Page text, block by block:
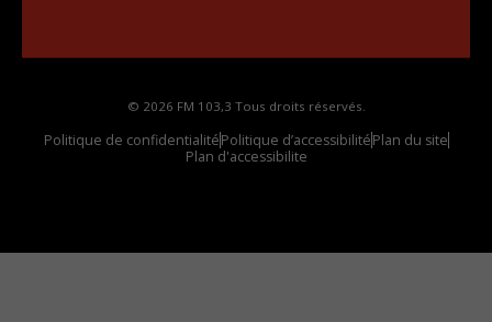
© 2026 FM 103,3 Tous droits réservés.
Politique de confidentialitéPolitique d’accessibilitéPlan du site
Plan d'accessibilite